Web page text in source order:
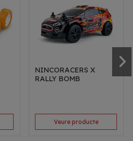
NINCORACERS X
RALLY BOMB
Veure producte